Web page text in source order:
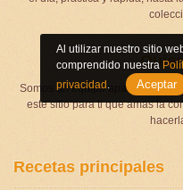
Somos un equipo apasionado
este sitio para ti que amas la
Recetas principales
Al utilizar nuestro sitio
comprendido nuestra
privacidad. Aceptar